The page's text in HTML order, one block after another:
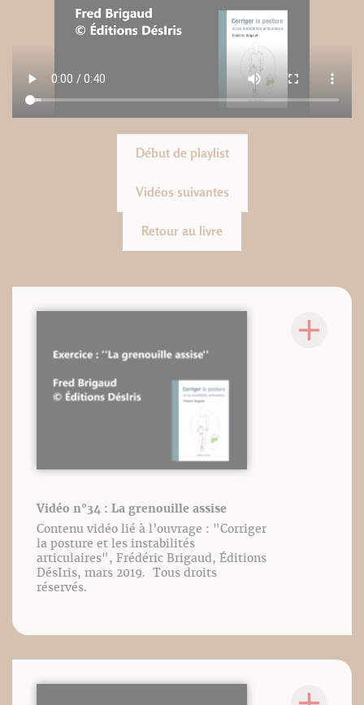
Début de playlist
Vidéos suivantes
Retour au livre
Vidéo n°34 : La grenouille assise
Contenu vidéo lié à l’ouvrage : "Corriger
la posture et les instabilités
articulaires", Frédéric Brigaud, Éditions
DésIris, mars 2019. Tous droits
réservés.